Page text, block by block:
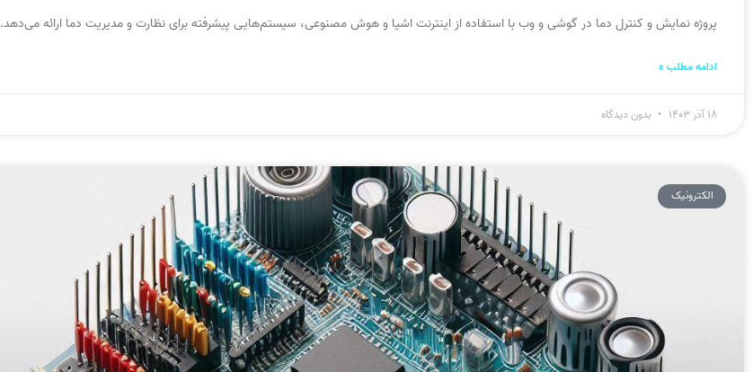
پروژه نمایش و کنترل دما در گوشی و وب با استفاده از اینترنت اشیا و هوش مصنوعی، سیستم‌هایی پیشرفته برای نظارت و مدیریت دما ارائه می‌دهد.
ادامه مطلب »
۱۸ آذر ۱۴۰۳ بدون دیدگاه
الکترونیک